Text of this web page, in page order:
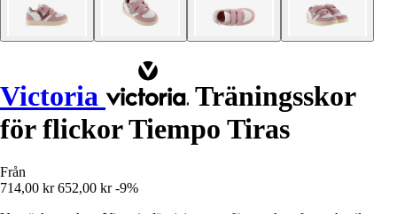
Victoria
Träningsskor
för flickor Tiempo Tiras
Från
714,00 kr 652,00 kr -9%